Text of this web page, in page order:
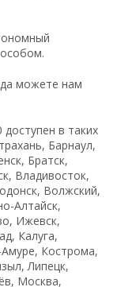
можете нам
в таких
Барнаул,
Братск,
Владивосток,
Волжский,
Алтайск,
Ижевск,
Калуга,
Кострома,
Липецк,
Москва,